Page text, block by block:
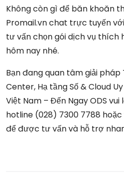
Không còn gì để băn khoăn
Promail.vn chat trực tuyến
tư vấn chọn gói dịch vụ thích
hôm nay nhé.
Bạn đang quan tâm giải
Center, Hạ tầng Số & Cloud
Việt Nam – Đến Ngay ODS
hotline (028) 7300 7788 hoặc
để được tư vấn và hỗ trợ